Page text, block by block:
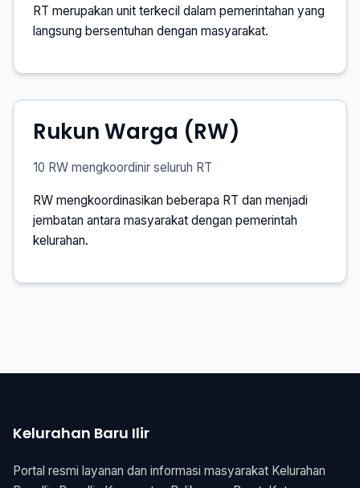
RT merupakan unit terkecil dalam pemerintahan yang
langsung bersentuhan dengan masyarakat.
Rukun Warga (RW)
10 RW mengkoordinir seluruh RT
RW mengkoordinasikan beberapa RT dan menjadi
jembatan antara masyarakat dengan pemerintah
kelurahan.
Kelurahan Baru Ilir
Portal resmi layanan dan informasi masyarakat Kelurahan